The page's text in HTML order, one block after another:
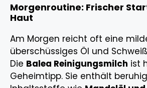
Morgenroutine: Frischer
Haut
Am Morgen reicht oft eine
überschüssiges Öl und
Die Balea Reinigungsmilch ist
Geheimtipp. Sie enthält